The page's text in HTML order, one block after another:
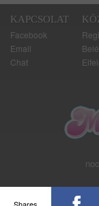
KAPCSOLAT
Facebook
Email
Chat
Shares